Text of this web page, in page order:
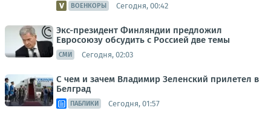
ВОЕНКОРЫ Сегодня, 00:42
Экс-президент Финляндии предложил
Евросоюзу обсудить с Россией две темы
СМИ Сегодня, 02:03
С чем и зачем Владимир Зеленский прилетел в
Белград
ПАБЛИКИ Сегодня, 01:57